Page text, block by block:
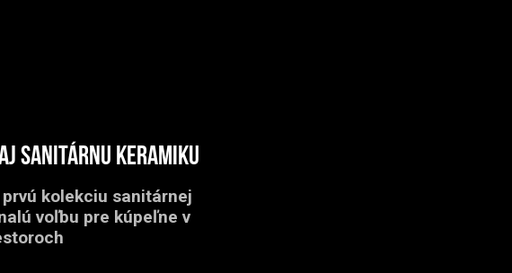
sanitárnu keramiku
prvú kolekciu sanitárnej
voľbu pre kúpeľne v